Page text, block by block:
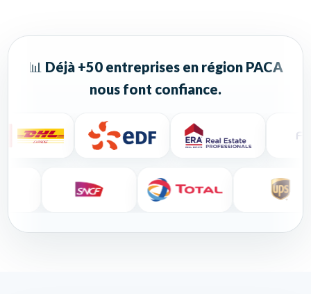
📊 Déjà +50 entreprises en région PACA
nous font confiance.